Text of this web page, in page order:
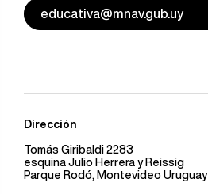
educativa@mnav.gub.uy
Dirección
Tomás Giribaldi 2283
esquina Julio Herrera y Reissig
Parque Rodó, Montevideo Uruguay